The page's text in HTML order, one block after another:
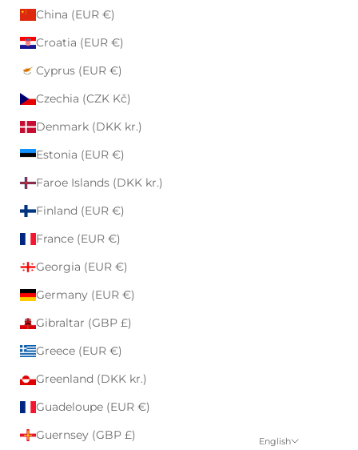
China (EUR €)
Croatia (EUR €)
Cyprus (EUR €)
Czechia (CZK Kč)
Denmark (DKK kr.)
Estonia (EUR €)
Faroe Islands (DKK kr.)
Finland (EUR €)
France (EUR €)
Georgia (EUR €)
Germany (EUR €)
Gibraltar (GBP £)
Greece (EUR €)
Greenland (DKK kr.)
Guadeloupe (EUR €)
Guernsey (GBP £)
English